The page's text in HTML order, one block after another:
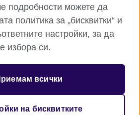
организация на
регистрирани като организация с
209131 (Англия и Уелс) и номер
полза с ЕИК 176540548.
подробности можете да
политика за „бисквитки“ и
настройки, за да
избора си.
всички
на бисквитките